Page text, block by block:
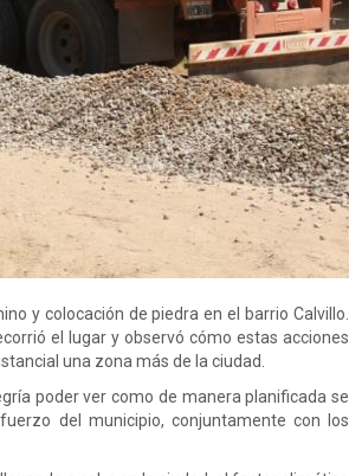
y colocación de piedra en el barrio Calvillo.
el lugar y observó cómo estas acciones
una zona más de la ciudad.
poder ver como de manera planificada se
del municipio, conjuntamente con los